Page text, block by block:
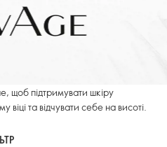
щоб підтримувати шкіру
та відчувати себе на висоті.